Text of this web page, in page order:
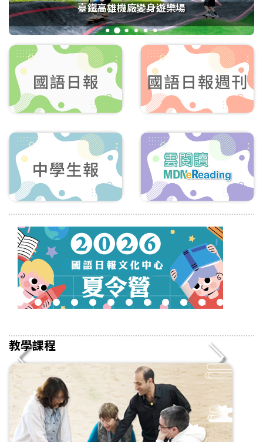
臺鐵高雄機廠變身遊樂場
1 3 4 5 6
4 5 6 7 8 9 10 11 12 13 14
教學課程